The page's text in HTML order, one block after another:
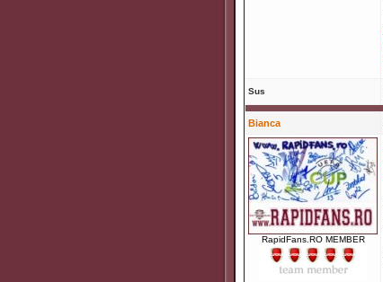
Sus
Bianca
RapidFans.RO MEMBER